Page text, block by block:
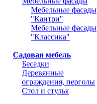
Мебельные фасады
"Кантри"
Мебельные фасады
"Классика"
Садовая мебель
Беседки
Деревянные
ограждения, перголы
Стол и стулья